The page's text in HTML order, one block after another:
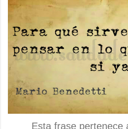
Esta frase pertenece